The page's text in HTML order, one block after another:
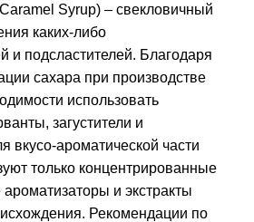
Syrup) – свекловичный
каких-либо
и подсластителей. Благодаря
сахара при производстве
использовать
загустители и
вкусо-ароматической части
только концентрированные
и экстракты
Рекомендации по